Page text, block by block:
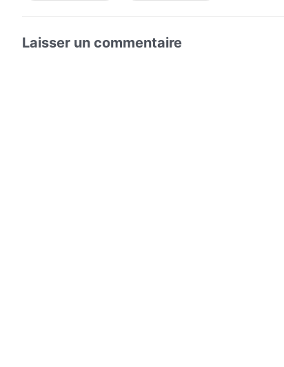
Laisser un commentaire